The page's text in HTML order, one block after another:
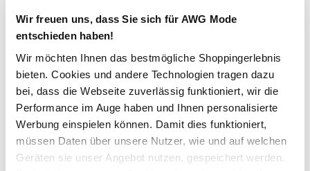
Wir freuen uns, dass Sie sich für AWG Mode
entschieden haben!
Wir möchten Ihnen das bestmögliche Shoppingerlebnis
bieten. Cookies und andere Technologien tragen dazu
bei, dass die Webseite zuverlässig funktioniert, wir die
Performance im Auge haben und Ihnen personalisierte
Werbung einspielen können. Damit dies funktioniert,
müssen Daten über unsere Nutzer, wie und auf welchen
Geräten sie unser Angebot nutzen, gespeichert werden.
Der LERROS Strickpullover liegt voll im Trend und zeichnet
sich durch eine strukturierte Haptik sowie die bequeme
Passform aus
Die sportive Optik wird durch den Kontraststreifen an Saum
und Ärmelabschlüssen und die lebendige, melierte Optik
erzielt